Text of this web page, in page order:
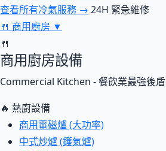
查看所有冷氣服務 → 24H 緊急維修
🍴 商用廚房 ▼
🍴
商用廚房設備
Commercial Kitchen - 餐飲業最強後盾
🔥 熱廚設備
商用電磁爐 (大功率)
中式炒爐 (鑊氣爐)